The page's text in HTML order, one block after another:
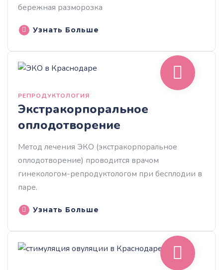
бережная разморозка
Узнать Больше
РЕПРОДУКТОЛОГИЯ
Экстракорпоральное
оплодотворение
Метод лечения ЭКО (экстракорпоральное
оплодотворение) проводится врачом
гинекологом-репродуктологом при бесплодии в
паре.
Узнать Больше